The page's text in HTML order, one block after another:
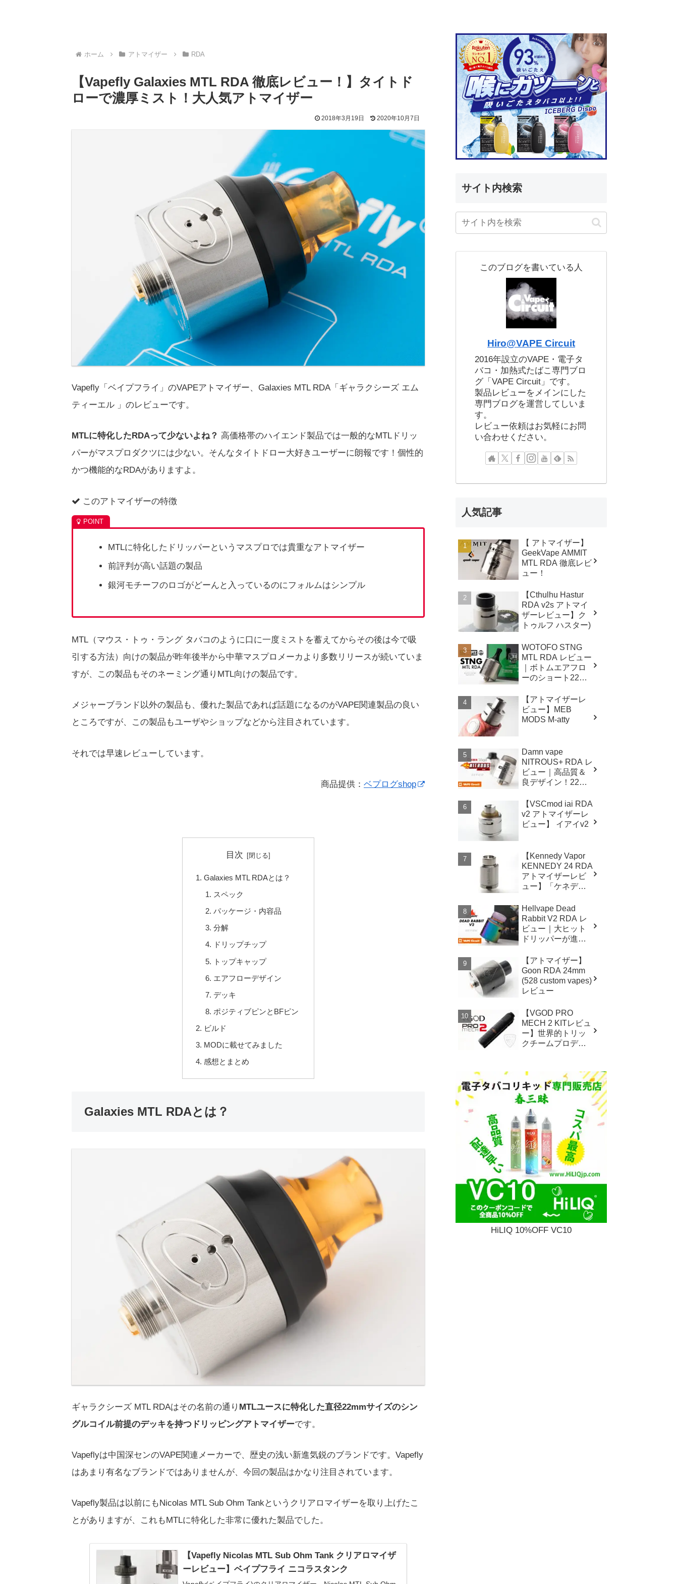
ホーム アトマイザー RDA
【Vapefly Galaxies MTL RDA 徹底レビュー！】タイトド
ローで濃厚ミスト！大人気アトマイザー
2018年3月19日 2020年10月7日
Vapefly「ベイプフライ」のVAPEアトマイザー、Galaxies MTL RDA「ギャラクシーズ エム
ティーエル 」のレビューです。
MTLに特化したRDAって少ないよね？ 高価格帯のハイエンド製品では一般的なMTLドリッ
パーがマスプロダクツには少ない。そんなタイトドロー大好きユーザーに朗報です！個性的
かつ機能的なRDAがありますよ。
このアトマイザーの特徴
MTLに特化したドリッパーというマスプロでは貴重なアトマイザー
前評判が高い話題の製品
銀河モチーフのロゴがどーんと入っているのにフォルムはシンプル
MTL（マウス・トゥ・ラング タバコのように口に一度ミストを蓄えてからその後は今で吸
引する方法）向けの製品が昨年後半から中華マスプロメーカより多数リリースが続いていま
すが、この製品もそのネーミング通りMTL向けの製品です。
メジャーブランド以外の製品も、優れた製品であれば話題になるのがVAPE関連製品の良い
ところですが、この製品もユーザやショップなどから注目されています。
それでは早速レビューしています。
商品提供： ベプログshop
目次
Galaxies MTL RDAとは？
スペック
パッケージ・内容品
分解
ドリップチップ
トップキャップ
エアフローデザイン
デッキ
ポジティブピンとBFピン
ビルド
MODに載せてみました
感想とまとめ
Galaxies MTL RDAとは？
ギャラクシーズ MTL RDAはその名前の通り MTLユースに特化した直径22mmサイズのシン
グルコイル前提のデッキを持つドリッピングアトマイザーです。
Vapeflyは中国深センのVAPE関連メーカーで、歴史の浅い新進気鋭のブランドです。Vapefly
はあまり有名なブランドではありませんが、今回の製品はかなり注目されています。
Vapefly製品は以前にもNicolas MTL Sub Ohm Tankというクリアロマイザーを取り上げたこ
とがありますが、これもMTLに特化した非常に優れた製品でした。
【Vapefly Nicolas MTL Sub Ohm Tank クリアロマイザ
ーレビュー】ベイプフライ ニコラスタンク
サイト内検索
このブログを書いている人
Hiro@VAPE Circuit
2016年設立のVAPE・電子タ
バコ・加熱式たばこ専門ブロ
グ「VAPE Circuit」です。
製品レビューをメインにした
専門ブログを運営してしいま
す。
レビュー依頼はお気軽にお問
い合わせください。
人気記事
【 アトマイザー】
GeekVape AMMIT
MTL RDA 徹底レビ
ュー！
【Cthulhu Hastur
RDA v2s アトマイ
ザーレビュー】ク
トゥルフ ハスター)
WOTOFO STNG
MTL RDA レビュー
｜ボトムエアフロ
ーのショート22mm
【アトマイザーレ
ビュー】MEB
MODS M-atty
Damn vape
NITROUS+ RDA レ
ビュー｜高品質＆
良デザイン！22mm
ッパー！
【VSCmod iai RDA
v2 アトマイザーレ
ビュー】 イアイv2
【Kennedy Vapor
KENNEDY 24 RDA
アトマイザーレビ
ュー】「ケネデ
Hellvape Dead
Rabbit V2 RDA レ
ビュー｜大ヒット
ドリッパーが進
ール！
【アトマイザー】
Goon RDA 24mm
(528 custom vapes)
レビュー
【VGOD PRO
MECH 2 KITレビュ
ー】世界的トリッ
クチームプロデュ
HiLIQ 10%OFF VC10